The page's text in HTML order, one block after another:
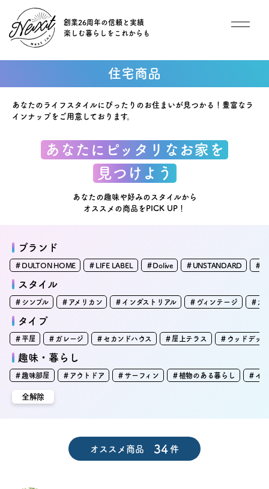
創業26周年の信頼と実績
楽しむ暮らしをこれからも
オーナー様インタビュー
チーム紹介
アクセス
ブログ
会社案内
キャンペーン
住宅商品
あなたのライフスタイルにぴったりのお住まいが見つかる！豊富なラ
インナップをご用意しております。
あなたにピッタリなお家を
見つけよう
あなたの趣味や好みのスタイルから
オススメの商品をPICK UP！
ブランド
＃DULTON HOME ＃LIFE LABEL ＃Dolive ＃UNSTANDARD ＃
スタイル
＃シンプル ＃アメリカン ＃インダストリアル ＃ヴィンテージ ＃カ
タイプ
＃平屋 ＃ガレージ ＃セカンドハウス ＃屋上テラス ＃ウッドデッキ
趣味・暮らし
＃趣味部屋 ＃アウトドア ＃サーフィン ＃植物のある暮らし ＃イ
全解除
オススメ商品 34 件